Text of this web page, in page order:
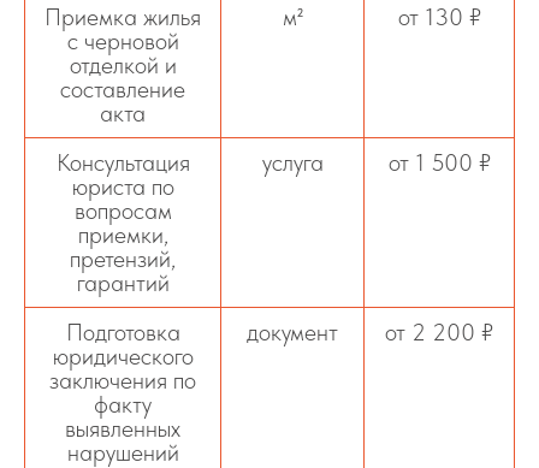
Приемка жилья
с черновой
отделкой и
составление
акта
м² от 130 ₽
Консультация
юриста по
вопросам
приемки,
претензий,
гарантий
услуга от 1 500 ₽
Подготовка
юридического
заключения по
факту
выявленных
нарушений
документ от 2 200 ₽